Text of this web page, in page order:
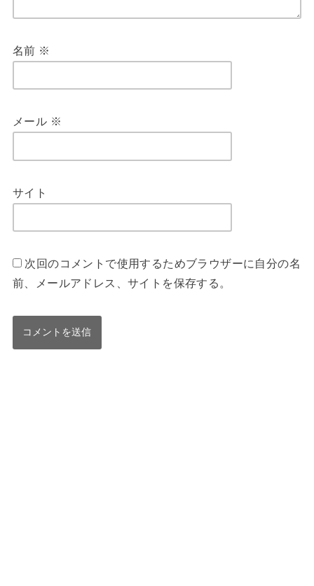
名前 ※
メール ※
サイト
次回のコメントで使用するためブラウザーに自分の名
前、メールアドレス、サイトを保存する。